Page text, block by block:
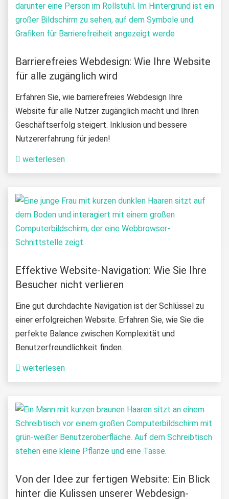
Barrierefreies Webdesign: Wie Ihre Website
für alle zugänglich wird
Erfahren Sie, wie barrierefreies Webdesign Ihre
Website für alle Nutzer zugänglich macht und Ihren
Geschäftserfolg steigert. Inklusion und bessere
Nutzererfahrung für jeden!
weiterlesen
Effektive Website-Navigation: Wie Sie Ihre
Besucher nicht verlieren
Eine gut durchdachte Navigation ist der Schlüssel zu
einer erfolgreichen Website. Erfahren Sie, wie Sie die
perfekte Balance zwischen Komplexität und
Benutzerfreundlichkeit finden.
weiterlesen
Von der Idee zur fertigen Website: Ein Blick
hinter die Kulissen unserer Webdesign-